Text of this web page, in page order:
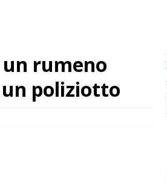
rumeno
un poliziotto